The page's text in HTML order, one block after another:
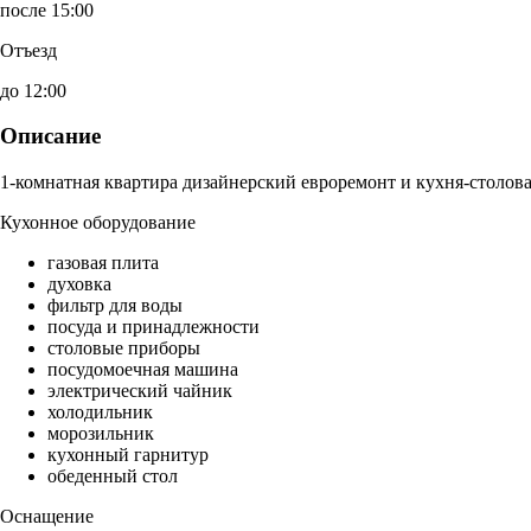
после 15:00
Отъезд
до 12:00
Описание
1-комнатная квартира дизайнерский евроремонт и кухня-
Кухонное оборудование
газовая плита
духовка
фильтр для воды
посуда и принадлежности
столовые приборы
посудомоечная машина
электрический чайник
холодильник
морозильник
кухонный гарнитур
обеденный стол
Оснащение